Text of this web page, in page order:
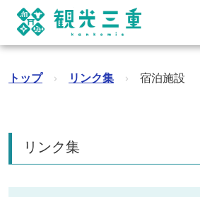
トップ › リンク集 › 宿泊施設
リンク集